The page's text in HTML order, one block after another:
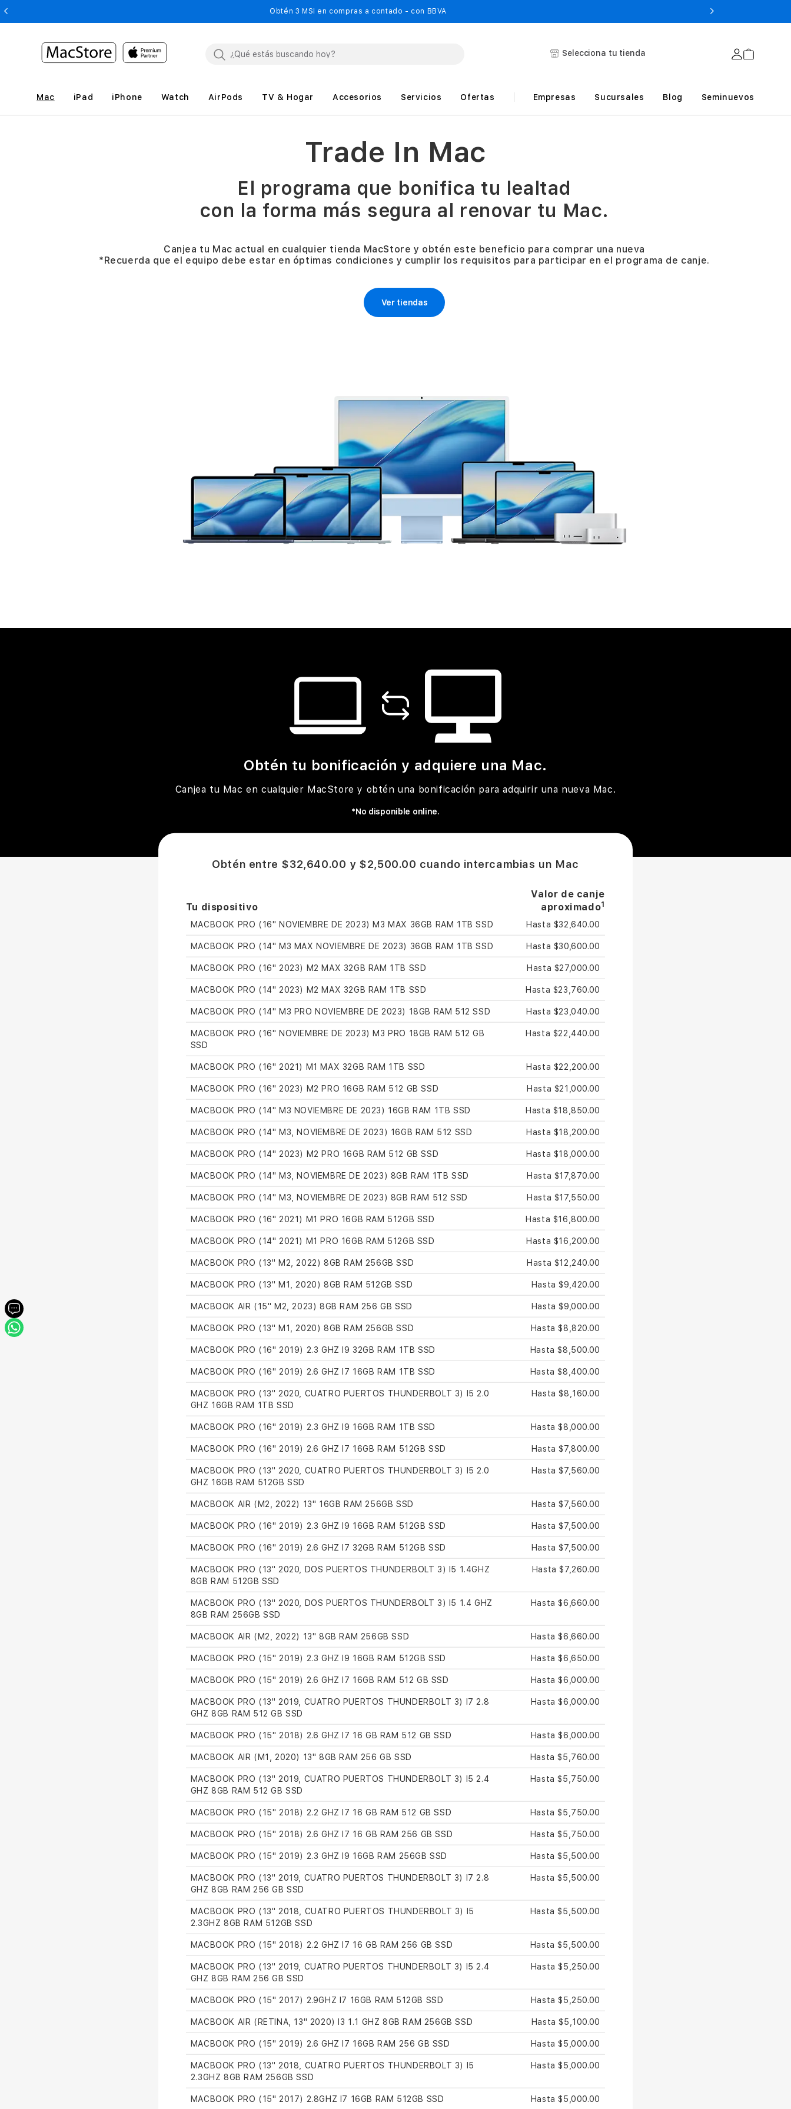
Obtén 3 MSI en compras a contado - con BBVA
Selecciona tu tienda
Mac iPad iPhone Watch AirPods TV & Hogar Accesorios Servicios Ofertas Empresas Sucursales Blog Seminuevos
Trade In Mac
El programa que bonifica tu lealtad
con la forma más segura al renovar tu Mac.
Canjea tu Mac actual en cualquier tienda MacStore y obtén este beneficio para comprar una nueva
*Recuerda que el equipo debe estar en óptimas condiciones y cumplir los requisitos para participar en el programa de canje.
Ver tiendas
Obtén tu bonificación y adquiere una Mac.
Canjea tu Mac en cualquier MacStore y obtén una bonificación para adquirir una nueva Mac.
*No disponible online.
Obtén entre $32,640.00 y $2,500.00 cuando intercambias un Mac
Tu dispositivo
Valor de canje
aproximado1
MACBOOK PRO (16" NOVIEMBRE DE 2023) M3 MAX 36GB RAM 1TB SSD Hasta $32,640.00
MACBOOK PRO (14" M3 MAX NOVIEMBRE DE 2023) 36GB RAM 1TB SSD Hasta $30,600.00
MACBOOK PRO (16" 2023) M2 MAX 32GB RAM 1TB SSD Hasta $27,000.00
MACBOOK PRO (14" 2023) M2 MAX 32GB RAM 1TB SSD Hasta $23,760.00
MACBOOK PRO (14" M3 PRO NOVIEMBRE DE 2023) 18GB RAM 512 SSD Hasta $23,040.00
MACBOOK PRO (16" NOVIEMBRE DE 2023) M3 PRO 18GB RAM 512 GB
SSD
Hasta $22,440.00
MACBOOK PRO (16" 2021) M1 MAX 32GB RAM 1TB SSD Hasta $22,200.00
MACBOOK PRO (16" 2023) M2 PRO 16GB RAM 512 GB SSD Hasta $21,000.00
MACBOOK PRO (14" M3 NOVIEMBRE DE 2023) 16GB RAM 1TB SSD Hasta $18,850.00
MACBOOK PRO (14" M3, NOVIEMBRE DE 2023) 16GB RAM 512 SSD Hasta $18,200.00
MACBOOK PRO (14" 2023) M2 PRO 16GB RAM 512 GB SSD Hasta $18,000.00
MACBOOK PRO (14" M3, NOVIEMBRE DE 2023) 8GB RAM 1TB SSD Hasta $17,870.00
MACBOOK PRO (14" M3, NOVIEMBRE DE 2023) 8GB RAM 512 SSD Hasta $17,550.00
MACBOOK PRO (16" 2021) M1 PRO 16GB RAM 512GB SSD Hasta $16,800.00
MACBOOK PRO (14" 2021) M1 PRO 16GB RAM 512GB SSD Hasta $16,200.00
MACBOOK PRO (13" M2, 2022) 8GB RAM 256GB SSD Hasta $12,240.00
MACBOOK PRO (13" M1, 2020) 8GB RAM 512GB SSD Hasta $9,420.00
MACBOOK AIR (15" M2, 2023) 8GB RAM 256 GB SSD Hasta $9,000.00
MACBOOK PRO (13" M1, 2020) 8GB RAM 256GB SSD Hasta $8,820.00
MACBOOK PRO (16" 2019) 2.3 GHZ I9 32GB RAM 1TB SSD Hasta $8,500.00
MACBOOK PRO (16" 2019) 2.6 GHZ I7 16GB RAM 1TB SSD Hasta $8,400.00
MACBOOK PRO (13" 2020, CUATRO PUERTOS THUNDERBOLT 3) I5 2.0
GHZ 16GB RAM 1TB SSD
Hasta $8,160.00
MACBOOK PRO (16" 2019) 2.3 GHZ I9 16GB RAM 1TB SSD Hasta $8,000.00
MACBOOK PRO (16" 2019) 2.6 GHZ I7 16GB RAM 512GB SSD Hasta $7,800.00
MACBOOK PRO (13" 2020, CUATRO PUERTOS THUNDERBOLT 3) I5 2.0
GHZ 16GB RAM 512GB SSD
Hasta $7,560.00
MACBOOK AIR (M2, 2022) 13" 16GB RAM 256GB SSD Hasta $7,560.00
MACBOOK PRO (16" 2019) 2.3 GHZ I9 16GB RAM 512GB SSD Hasta $7,500.00
MACBOOK PRO (16" 2019) 2.6 GHZ I7 32GB RAM 512GB SSD Hasta $7,500.00
MACBOOK PRO (13" 2020, DOS PUERTOS THUNDERBOLT 3) I5 1.4GHZ
8GB RAM 512GB SSD
Hasta $7,260.00
MACBOOK PRO (13" 2020, DOS PUERTOS THUNDERBOLT 3) I5 1.4 GHZ
8GB RAM 256GB SSD
Hasta $6,660.00
MACBOOK AIR (M2, 2022) 13" 8GB RAM 256GB SSD Hasta $6,660.00
MACBOOK PRO (15" 2019) 2.3 GHZ I9 16GB RAM 512GB SSD Hasta $6,650.00
MACBOOK PRO (15" 2019) 2.6 GHZ I7 16GB RAM 512 GB SSD Hasta $6,000.00
MACBOOK PRO (13" 2019, CUATRO PUERTOS THUNDERBOLT 3) I7 2.8
GHZ 8GB RAM 512 GB SSD
Hasta $6,000.00
MACBOOK PRO (15" 2018) 2.6 GHZ I7 16 GB RAM 512 GB SSD Hasta $6,000.00
MACBOOK AIR (M1, 2020) 13" 8GB RAM 256 GB SSD Hasta $5,760.00
MACBOOK PRO (13" 2019, CUATRO PUERTOS THUNDERBOLT 3) I5 2.4
GHZ 8GB RAM 512 GB SSD
Hasta $5,750.00
MACBOOK PRO (15" 2018) 2.2 GHZ I7 16 GB RAM 512 GB SSD Hasta $5,750.00
MACBOOK PRO (15" 2018) 2.6 GHZ I7 16 GB RAM 256 GB SSD Hasta $5,750.00
MACBOOK PRO (15" 2019) 2.3 GHZ I9 16GB RAM 256GB SSD Hasta $5,500.00
MACBOOK PRO (13" 2019, CUATRO PUERTOS THUNDERBOLT 3) I7 2.8
GHZ 8GB RAM 256 GB SSD
Hasta $5,500.00
MACBOOK PRO (13" 2018, CUATRO PUERTOS THUNDERBOLT 3) I5
2.3GHZ 8GB RAM 512GB SSD
Hasta $5,500.00
MACBOOK PRO (15" 2018) 2.2 GHZ I7 16 GB RAM 256 GB SSD Hasta $5,500.00
MACBOOK PRO (13" 2019, CUATRO PUERTOS THUNDERBOLT 3) I5 2.4
GHZ 8GB RAM 256 GB SSD
Hasta $5,250.00
MACBOOK PRO (15" 2017) 2.9GHZ I7 16GB RAM 512GB SSD Hasta $5,250.00
MACBOOK AIR (RETINA, 13" 2020) I3 1.1 GHZ 8GB RAM 256GB SSD Hasta $5,100.00
MACBOOK PRO (15" 2019) 2.6 GHZ I7 16GB RAM 256 GB SSD Hasta $5,000.00
MACBOOK PRO (13" 2018, CUATRO PUERTOS THUNDERBOLT 3) I5
2.3GHZ 8GB RAM 256GB SSD
Hasta $5,000.00
MACBOOK PRO (15" 2017) 2.8GHZ I7 16GB RAM 512GB SSD Hasta $5,000.00